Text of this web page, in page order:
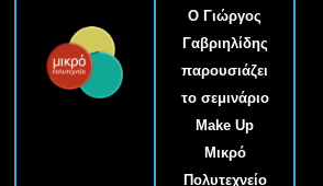
Ο Γιώργος
Γαβριηλίδης
παρουσιάζει
το σεμινάριο
Make Up
Μικρό
Πολυτεχνείο